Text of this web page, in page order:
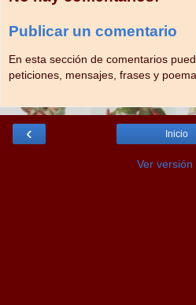
Publicar un comentario
En esta sección de comentarios
peticiones, mensajes, frases y
‹ Inicio
Ver versión